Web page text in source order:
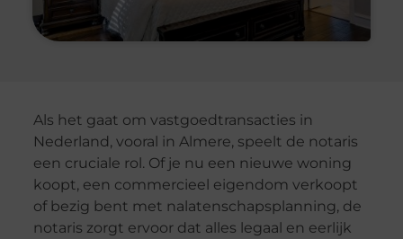
Als het gaat om vastgoedtransacties in
Nederland, vooral in Almere, speelt de notaris
een cruciale rol. Of je nu een nieuwe woning
koopt, een commercieel eigendom verkoopt
of bezig bent met nalatenschapsplanning, de
notaris zorgt ervoor dat alles legaal en eerlijk